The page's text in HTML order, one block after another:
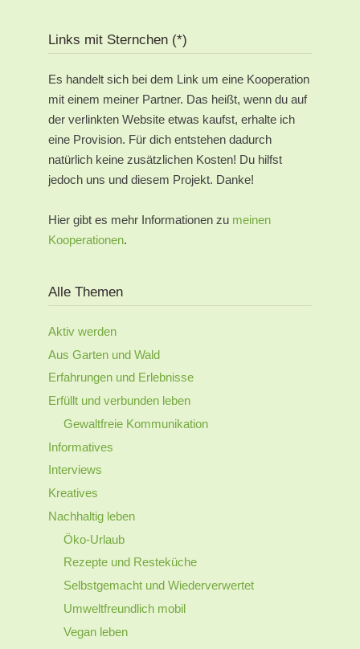
Links mit Sternchen (*)
Es handelt sich bei dem Link um eine Kooperation
mit einem meiner Partner. Das heißt, wenn du auf
der verlinkten Website etwas kaufst, erhalte ich
eine Provision. Für dich entstehen dadurch
natürlich keine zusätzlichen Kosten! Du hilfst
jedoch uns und diesem Projekt. Danke!
Hier gibt es mehr Informationen zu meinen
Kooperationen.
Alle Themen
Aktiv werden
Aus Garten und Wald
Erfahrungen und Erlebnisse
Erfüllt und verbunden leben
Gewaltfreie Kommunikation
Informatives
Interviews
Kreatives
Nachhaltig leben
Öko-Urlaub
Rezepte und Resteküche
Selbstgemacht und Wiederverwertet
Umweltfreundlich mobil
Vegan leben